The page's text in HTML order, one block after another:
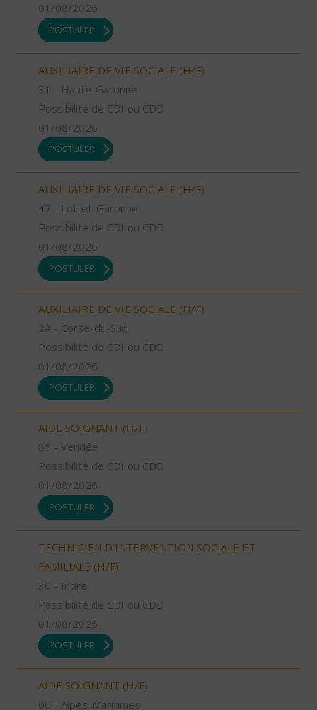
01/08/2026
POSTULER
AUXILIAIRE DE VIE SOCIALE (H/F)
31 - Haute-Garonne
Possibilité de CDI ou CDD
01/08/2026
POSTULER
AUXILIAIRE DE VIE SOCIALE (H/F)
47 - Lot-et-Garonne
Possibilité de CDI ou CDD
01/08/2026
POSTULER
AUXILIAIRE DE VIE SOCIALE (H/F)
2A - Corse-du-Sud
Possibilité de CDI ou CDD
01/08/2026
POSTULER
AIDE SOIGNANT (H/F)
85 - Vendée
Possibilité de CDI ou CDD
01/08/2026
POSTULER
TECHNICIEN D’INTERVENTION SOCIALE ET
FAMILIALE (H/F)
36 - Indre
Possibilité de CDI ou CDD
01/08/2026
POSTULER
AIDE SOIGNANT (H/F)
06 - Alpes-Maritimes